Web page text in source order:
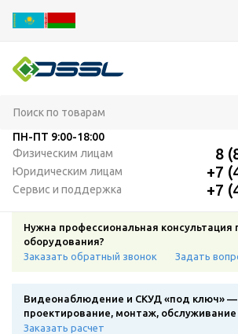
ПН-ПТ 9:00-18:00
Физическим лицам
8
Юридическим лицам +7
Сервис и поддержка +7
Нужна профессиональная консультация
оборудования?
Заказать обратный звонок
Задать
Видеонаблюдение и СКУД «под ключ» —
проектирование, монтаж, обслуживание
Заказать расчет